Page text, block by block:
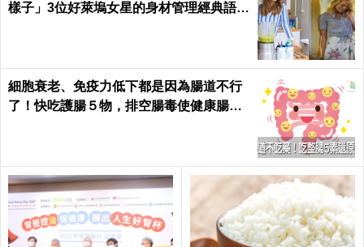
樣子」3位好萊塢女星的身材管理經典語
細胞衰老、免疫力低下都是因為腸道不行
了！快吃護腸５物，排空腸毒使健康腸腸